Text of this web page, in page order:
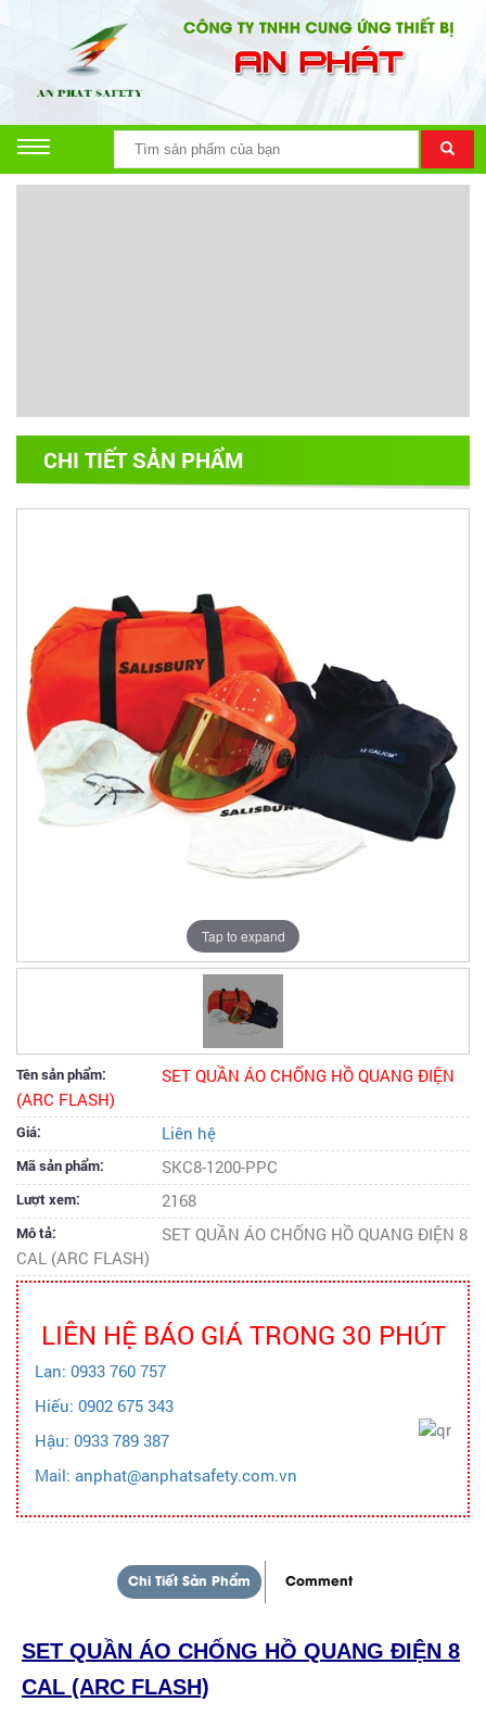
CHI TIẾT SẢN PHẨM
Tap to expand
Tên sản phẩm:
SET QUẦN ÁO CHỐNG HỒ QUANG ĐIỆN
(ARC FLASH)
Giá: Liên hệ
Mã sản phẩm: SKC8-1200-PPC
Lượt xem: 2168
Mô tả:
SET QUẦN ÁO CHỐNG HỒ QUANG ĐIỆN 8
CAL (ARC FLASH)
LIÊN HỆ BÁO GIÁ TRONG 30 PHÚT
Lan: 0933 760 757
Hiếu: 0902 675 343
Hậu: 0933 789 387
Mail: anphat@anphatsafety.com.vn
Chi Tiết Sản Phẩm Comment
SET QUẦN ÁO CHỐNG HỒ QUANG ĐIỆN 8
CAL (ARC FLASH)